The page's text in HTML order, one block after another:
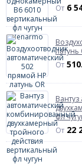
Модель
Материал
Материал
Характеризует
изготовлены
Корпус
Масса нетто
Страна
Температура
Диаметр
Диаметр
Характеризует
присоединяемого
От 6
латунь
От
фл
От 22